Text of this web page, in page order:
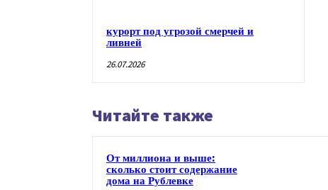
курорт под угрозой смерчей и
ливней
26.07.2026
Читайте также
От миллиона и выше:
сколько стоит содержание
дома на Рублевке